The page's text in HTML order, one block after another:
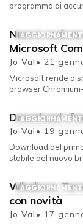
programma di
AGGIORNAMENTI
Nuova
Microsoft
Jo Val• 21
Microsoft rende
browser
Download
Jo Val• 19
Download del
stabile del nuovo
Windows
con novità
Jo Val• 17